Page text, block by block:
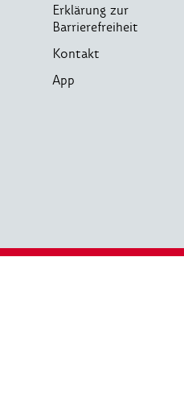
Erklärung zur
Barrierefreiheit
Kontakt
App